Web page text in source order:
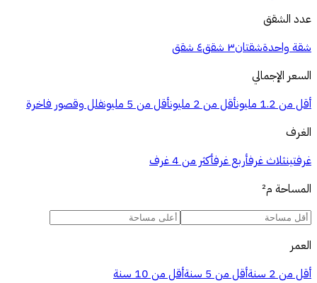
عدد الشقق
شقة واحدةشقتان٣ شقق
٤ شقق
السعر الإجمالي
أقل من 1.2 مليون
أقل من 2 مليون أقل من 5 مليون
فلل وقصور فاخرة
الغرف
غرفتينثلاث غرفأربع غرفأكثر من 4 غرف
المساحة م²
العمر
أقل من 2 سنة
أقل من 5 سنة
أقل من 10 سنة